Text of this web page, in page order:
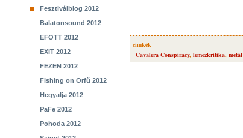
Fesztiválblog 2012
Balatonsound 2012
EFOTT 2012
EXIT 2012
FEZEN 2012
Fishing on Orfű 2012
Hegyalja 2012
PaFe 2012
Pohoda 2012
cimkék
Cavalera Conspiracy, lemezkritika, metál